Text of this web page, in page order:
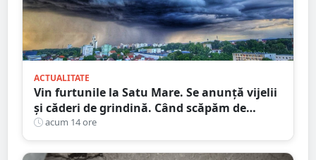
ACTUALITATE
Vin furtunile la Satu Mare. Se anunță vijelii
și căderi de grindină. Când scăpăm de
caniculă
acum 14 ore